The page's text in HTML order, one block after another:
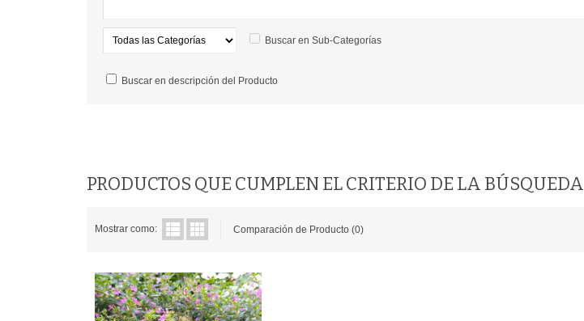
Buscar en Sub-Categorías
Buscar en descripción del Producto
PRODUCTOS QUE CUMPLEN EL CRITERIO DE LA BÚSQUEDA
Mostrar como: Comparación de Producto (0)